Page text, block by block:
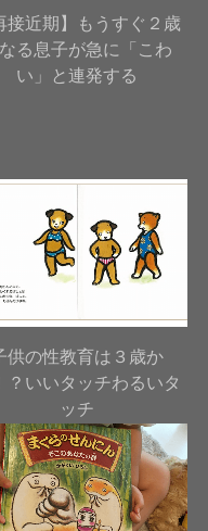
接近期】もうすぐ２歳
る息子が急に「こわ
い」と連発する
供の性教育は３歳か
？いいタッチわるいタ
ッチ